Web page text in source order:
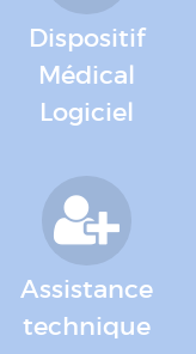
Dispositif
Médical
Logiciel
Assistance
technique